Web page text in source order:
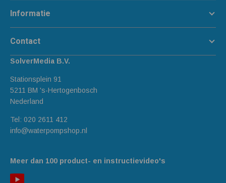
Meer dan 100 product- en instructievideo's
Informatie
Contact
SolverMedia B.V.
Stationsplein 91
5211 BM 's-Hertogenbosch
Nederland
Tel: 020 2611 412
info@waterpompshop.nl